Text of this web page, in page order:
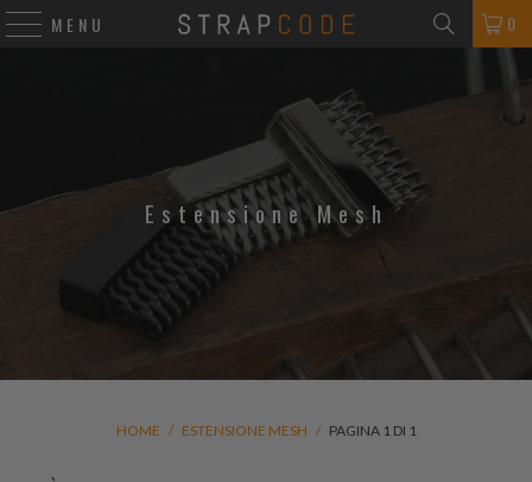
MENU 0
Estensione Mesh
HOME / ESTENSIONE MESH / PAGINA 1 DI 1